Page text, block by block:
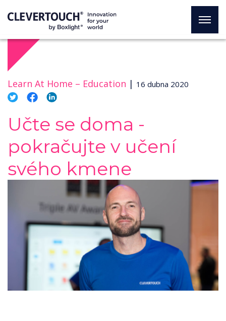
Learn At Home – Education | 16 dubna 2020
Učte se doma -
pokračujte v učení
svého kmene